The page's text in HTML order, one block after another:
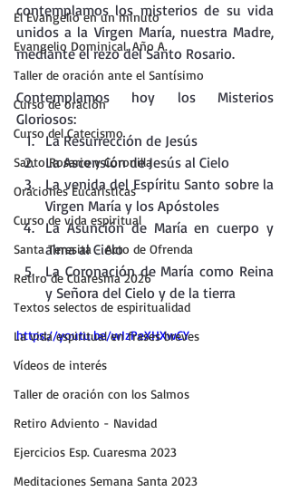
El Evangelio en un minuto
Evangelio Dominical. Año A.
Taller de oración ante el Santísimo
Curso de oración
Curso del Catecismo
Santo Rosario y Coronilla
Oraciones Eucarísticas
Curso de vida espiritual
Santa Teresita - Acto de Ofrenda
Retiro de Cuaresma 2026
Textos selectos de espiritualidad
La vida espiritual en frases breves
Vídeos de interés
Taller de oración con los Salmos
Retiro Adviento - Navidad
Ejercicios Esp. Cuaresma 2023
Meditaciones Semana Santa 2023
contemplamos los misterios de su vida
unidos a la Virgen María, nuestra Madre,
mediante el rezo del Santo Rosario.
Contemplamos hoy los Misterios
Gloriosos:
La Resurrección de Jesús
La Ascensión de Jesús al Cielo
La venida del Espíritu Santo sobre la
Virgen María y los Apóstoles
La Asunción de María en cuerpo y
alma al Cielo
La Coronación de María como Reina
y Señora del Cielo y de la tierra
https://youtu.be/wIzPeXHXwCY